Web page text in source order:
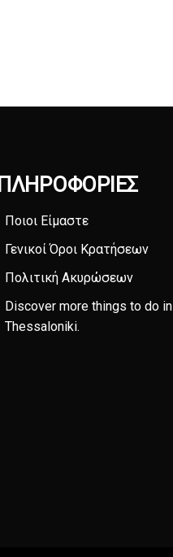
ΠΛΗΡΟΦΟΡΊΕΣ
Ποιοι Είμαστε
Γενικοί Όροι Κρατήσεων
Πολιτική Ακυρώσεων
Discover more things to do in
Thessaloniki.